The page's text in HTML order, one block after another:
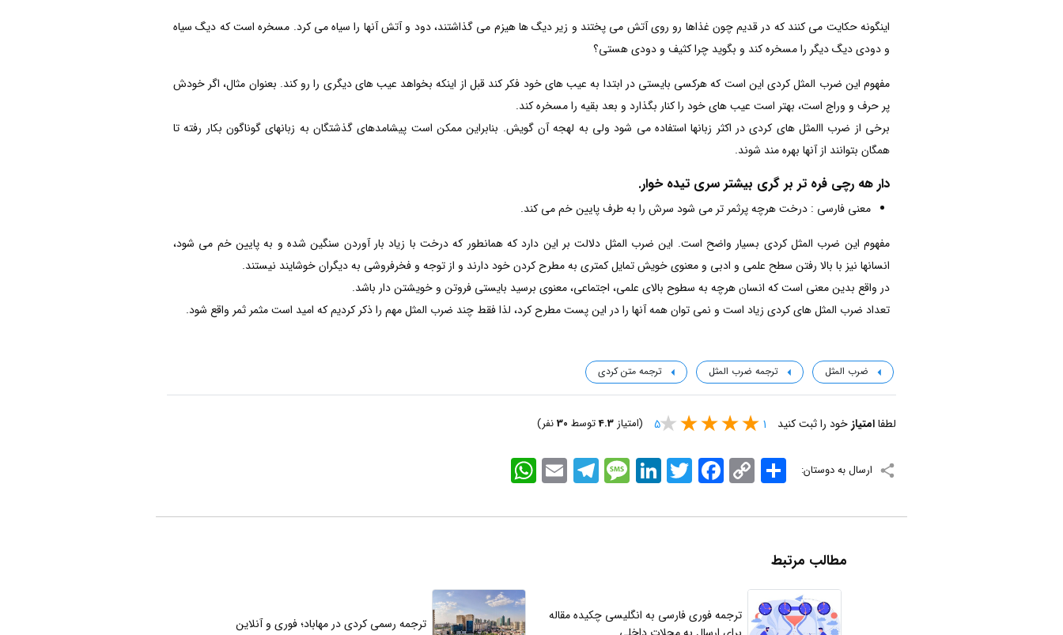
اینگونه حکایت می کنند که در قدیم چون غذاها رو روی آتش می پختند و زیر دیگ ها هیزم می گذاشتند، دود و آتش آنها را سیاه می کرد. مسخره است که دیگ سیاه
و دودی دیگ دیگر را مسخره کند و بگوید چرا کثیف و دودی هستی؟
مفهوم این ضرب المثل کردی این است که هرکسی بایستی در ابتدا به عیب های خود فکر کند قبل از اینکه بخواهد عیب های دیگری را رو کند. بعنوان مثال، اگر خودش
پر حرف و وراج است، بهتر است عیب های خود را کنار بگذارد و بعد بقیه را مسخره کند.
برخی از ضرب االمثل های کردی در اکثر زبانها استفاده می شود ولی به لهجه آن گویش. بنابراین ممکن است پیشامدهای گذشتگان به زبانهای گوناگون بکار رفته تا
همگان بتوانند از آنها بهره مند شوند.
دار هه رچی فره تر بر گری بیشتر سری تیده خوار.
معنی فارسی : درخت هرچه پرثمر تر می شود سرش را به طرف پایین خم می کند.
مفهوم این ضرب المثل کردی بسیار واضح است. این ضرب المثل دلالت بر این دارد که همانطور که درخت با زیاد بار آوردن سنگین شده و به پایین خم می شود،
انسانها نیز با بالا رفتن سطح علمی و ادبی و معنوی خویش تمایل کمتری به مطرح کردن خود دارند و از توجه و فخرفروشی به دیگران خوشایند نیستند.
در واقع بدین معنی است که انسان هرچه به سطوح بالای علمی، اجتماعی، معنوی برسید بایستی فروتن و خویشتن دار باشد.
تعداد ضرب المثل های کردی زیاد است و نمی توان همه آنها را در این پست مطرح کرد، لذا فقط چند ضرب المثل مهم را ذکر کردیم که امید است مثمر ثمر واقع شود.
ضرب المثل ترجمه ضرب المثل ترجمه متن کردی
لطفاامتیاز خود را ثبت کنید 1
5 (امتیاز4.3توسط 30نفر)
ارسال به دوستان: WhatsApp EmailTelegramMessageLinkedInTwitterFacebook Copy
Link
اشتراک
مطالب مرتبط
ترجمه فوری فارسی به انگلیسی چکیده مقاله
ترجمه رسمی کردی در مهاباد؛ فوری و آنلاین